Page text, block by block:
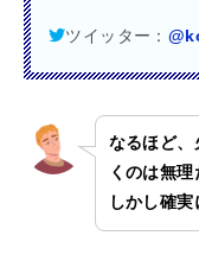
ツイッター：
なるほど、
くのは無
しかし確実